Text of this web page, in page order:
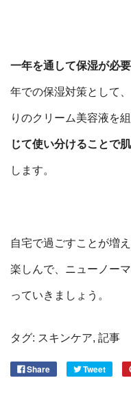
一年を通して保湿が必
年での保湿対策として
りのクリーム美容液を組
じて使い分けることで
します。
自宅で過ごすことが増
楽しんで、 ニューノー
っていきましょう。
タグ: スキンケア, 記事
Share Tweet